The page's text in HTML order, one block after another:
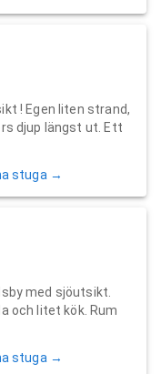
! Egen liten strand,
djup längst ut. Ett
stuga →
med sjöutsikt.
och litet kök. Rum
stuga →